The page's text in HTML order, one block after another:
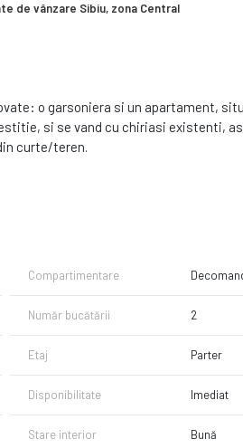
de vânzare Sibiu, zona Central
o garsoniera si un apartament,
si se vand cu chiriasi existenti,
curte/teren.
superioara, baie renovata, bucatarie
Compartimentare
Număr bucătării 2
Etaj Parter
Disponibilitate Imediat
Stare interior Bună